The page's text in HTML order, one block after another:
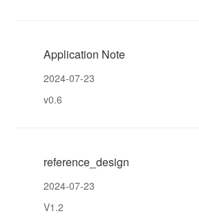
Application Note
2024-07-23
v0.6
reference_design
2024-07-23
V1.2